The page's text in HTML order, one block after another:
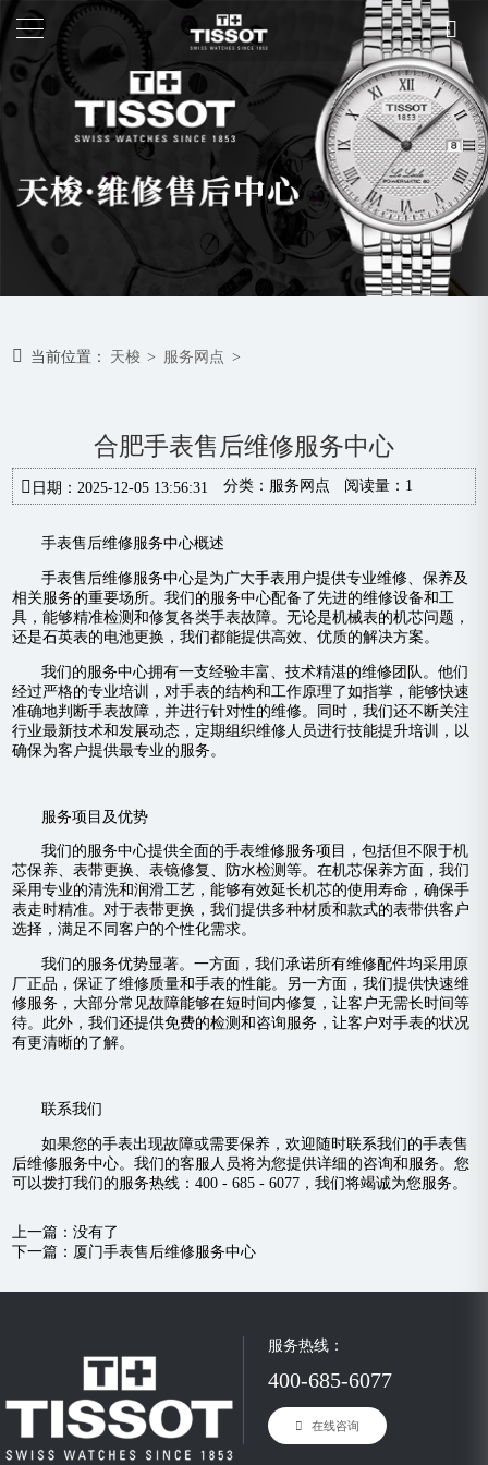
当前位置： 天梭 > 服务网点 >
合肥手表售后维修服务中心
日期：2025-12-05 13:56:31 分类： 服务网点 阅读量：1
手表售后维修服务中心概述
手表售后维修服务中心是为广大手表用户提供专业维修、保养及
相关服务的重要场所。我们的服务中心配备了先进的维修设备和工
具，能够精准检测和修复各类手表故障。无论是机械表的机芯问题，
还是石英表的电池更换，我们都能提供高效、优质的解决方案。
我们的服务中心拥有一支经验丰富、技术精湛的维修团队。他们
经过严格的专业培训，对手表的结构和工作原理了如指掌，能够快速
准确地判断手表故障，并进行针对性的维修。同时，我们还不断关注
行业最新技术和发展动态，定期组织维修人员进行技能提升培训，以
确保为客户提供最专业的服务。
服务项目及优势
我们的服务中心提供全面的手表维修服务项目，包括但不限于机
芯保养、表带更换、表镜修复、防水检测等。在机芯保养方面，我们
采用专业的清洗和润滑工艺，能够有效延长机芯的使用寿命，确保手
表走时精准。对于表带更换，我们提供多种材质和款式的表带供客户
选择，满足不同客户的个性化需求。
我们的服务优势显著。一方面，我们承诺所有维修配件均采用原
厂正品，保证了维修质量和手表的性能。另一方面，我们提供快速维
修服务，大部分常见故障能够在短时间内修复，让客户无需长时间等
待。此外，我们还提供免费的检测和咨询服务，让客户对手表的状况
有更清晰的了解。
联系我们
如果您的手表出现故障或需要保养，欢迎随时联系我们的手表售
后维修服务中心。我们的客服人员将为您提供详细的咨询和服务。您
可以拨打我们的服务热线：400 - 685 - 6077，我们将竭诚为您服务。
上一篇：没有了
下一篇： 厦门手表售后维修服务中心
服务热线：
400-685-6077
在线咨询